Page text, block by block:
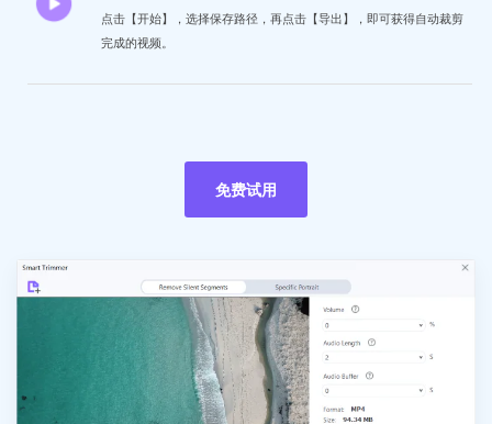
点击【开始】，选择保存路径，再点击【导出】，即可获得自动裁剪
完成的视频。
免费试用